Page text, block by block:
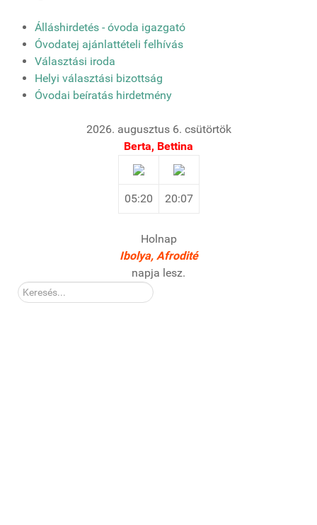
Álláshirdetés - óvoda igazgató
Óvodatej ajánlattételi felhívás
Választási iroda
Helyi választási bizottság
Óvodai beíratás hirdetmény
2026. augusztus 6. csütörtök
Berta, Bettina
05:20 20:07
Holnap
Ibolya, Afrodité
napja lesz.
Kereső: